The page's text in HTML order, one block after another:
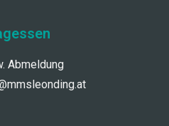
Abmeldung